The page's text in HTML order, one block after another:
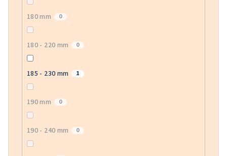
180 mm 0
180 - 220 mm 0
185 - 230 mm 1
190 mm 0
190 - 240 mm 0